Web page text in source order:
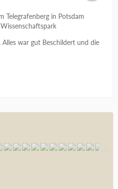
Telegrafenberg in Potsdam
war gut Beschildert und die